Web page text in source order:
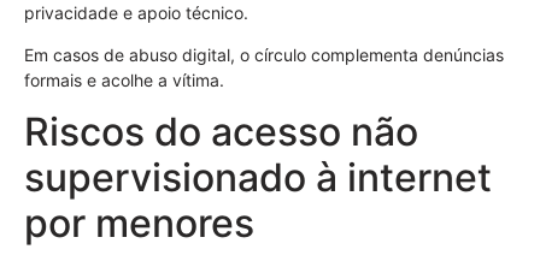
privacidade e apoio técnico.
Em casos de abuso digital, o círculo complementa denúncias
formais e acolhe a vítima.
Riscos do acesso não
supervisionado à internet
por menores